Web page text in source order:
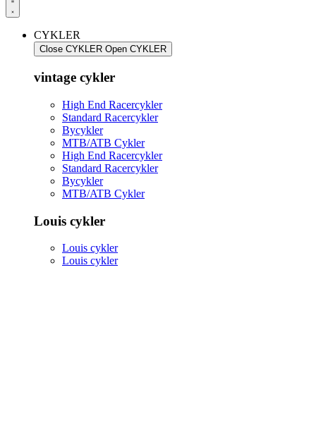
CYKLER
Close CYKLER Open CYKLER
vintage cykler
High End Racercykler
Standard Racercykler
Bycykler
MTB/ATB Cykler
High End Racercykler
Standard Racercykler
Bycykler
MTB/ATB Cykler
Louis cykler
Louis cykler
Louis cykler